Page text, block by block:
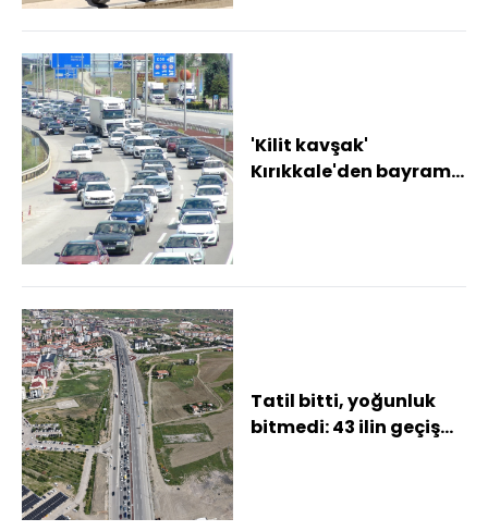
'Kilit kavşak'
Kırıkkale'den bayram
Tatil bitti, yoğunluk
bitmedi: 43 ilin geçiş